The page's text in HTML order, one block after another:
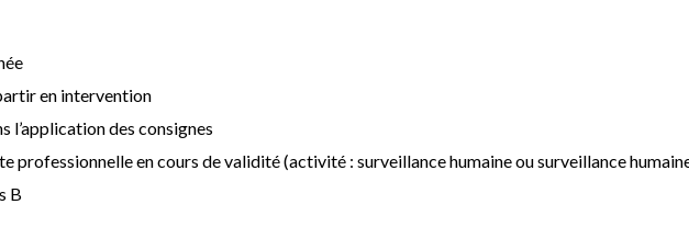
en intervention
l’application des consignes
professionnelle en cours de validité (activité : surveillance humaine ou surveillance
B